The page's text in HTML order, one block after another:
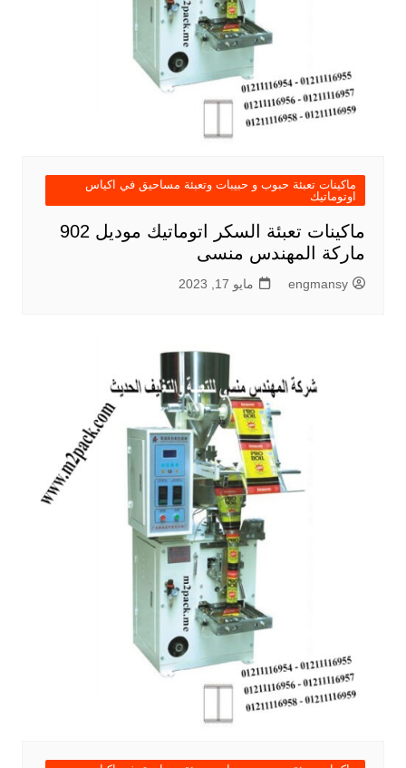
ماكينات تعبئة حبوب و حبيبات وتعبئة مساحيق في اكياس
اوتوماتيك
ماكينات تعبئة السكر اتوماتيك موديل 902
ماركة المهندس منسى
engmansy مايو 17, 2023